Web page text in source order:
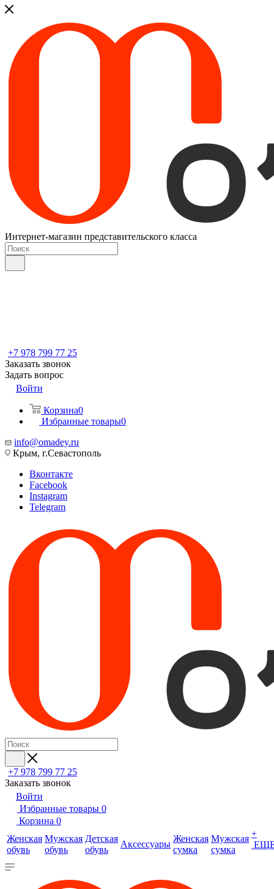
Интернет-магазин представительского класса
+7 978 799 77 25
Заказать звонок
Задать вопрос
Войти
Корзина0
Избранные товары0
info@omadey.ru
Крым, г.Севастополь
Вконтакте
Facebook
Instagram
Telegram
+7 978 799 77 25
Заказать звонок
Войти
Избранные товары 0
Корзина 0
Женская
обувь
Мужская
обувь
Детская
обувь
Аксессуары
Женская
сумка
Мужская
сумка
+